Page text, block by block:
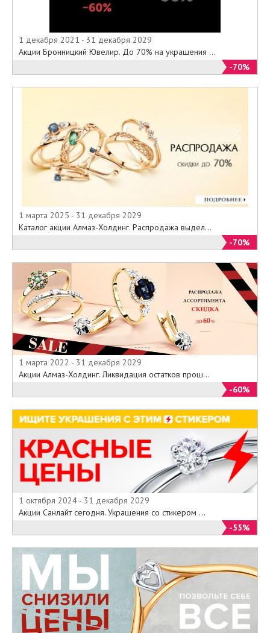
1 декабря 2021 - 31 декабря 2029
Акции Бронницкий Ювелир. До 70% на украшения ...
-70%
1 марта 2025 - 31 декабря 2029
Каталог акции Алмаз-Холдинг. Распродажа выдел...
-70%
1 марта 2022 - 31 декабря 2029
Акции Алмаз-Холдинг. Ликвидация остатков прош...
-60%
1 октября 2024 - 31 декабря 2029
Акции Санлайт сегодня. Украшения со стикером ...
-55%